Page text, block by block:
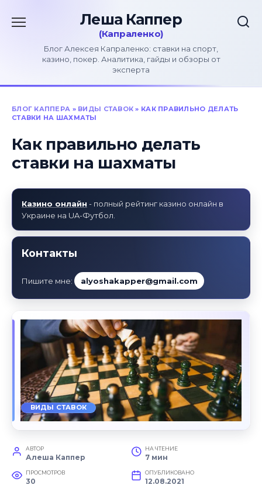
Блог Алексея Капраленко: ставки на спорт,
казино, покер. Аналитика, гайды и обзоры от
эксперта
БЛОГ КАППЕРА » ВИДЫ СТАВОК » КАК ПРАВИЛЬНО ДЕЛАТЬ
СТАВКИ НА ШАХМАТЫ
Как правильно делать
ставки на шахматы
Казино онлайн - полный рейтинг казино онлайн в
Украине на UA-Футбол.
Контакты
Пишите мне: alyoshakapper@gmail.com
ВИДЫ СТАВОК
АВТОР
Алеша Каппер
НА ЧТЕНИЕ
7 мин
ПРОСМОТРОВ
30
ОПУБЛИКОВАНО
12.08.2021